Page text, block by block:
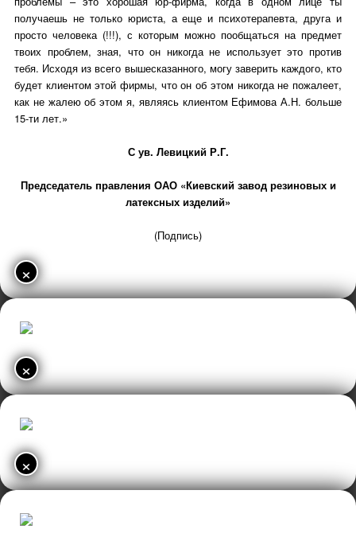
получаешь не только юриста, а еще и психотерапевта, друга и
просто человека (!!!), с которым можно пообщаться на предмет
твоих проблем, зная, что он никогда не использует это против
тебя. Исходя из всего вышесказанного, могу заверить каждого, кто
будет клиентом этой фирмы, что он об этом никогда не пожалеет,
как не жалею об этом я, являясь клиентом Ефимова А.Н. больше
15-ти лет.»
С ув. Левицкий Р.Г.
Председатель правления ОАО «Киевский завод резиновых и
латексных изделий»
(Подпись)
×
×
×